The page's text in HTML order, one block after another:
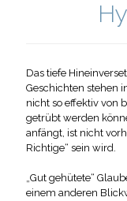
Das tiefe
Geschichten stehen
nicht so effektiv von
getrübt werden
anfängt, ist nicht
Richtige“ sein wird.
„Gut gehütete“
einem anderen